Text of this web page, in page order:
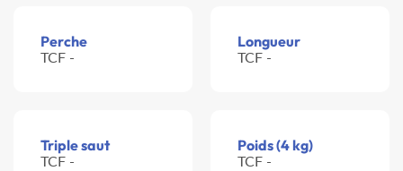
Perche
TCF -
Longueur
TCF -
Triple saut
TCF -
Poids (4 kg)
TCF -